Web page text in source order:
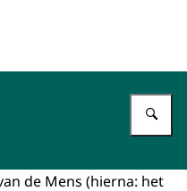
in Caribisch
de Mens (hierna: het